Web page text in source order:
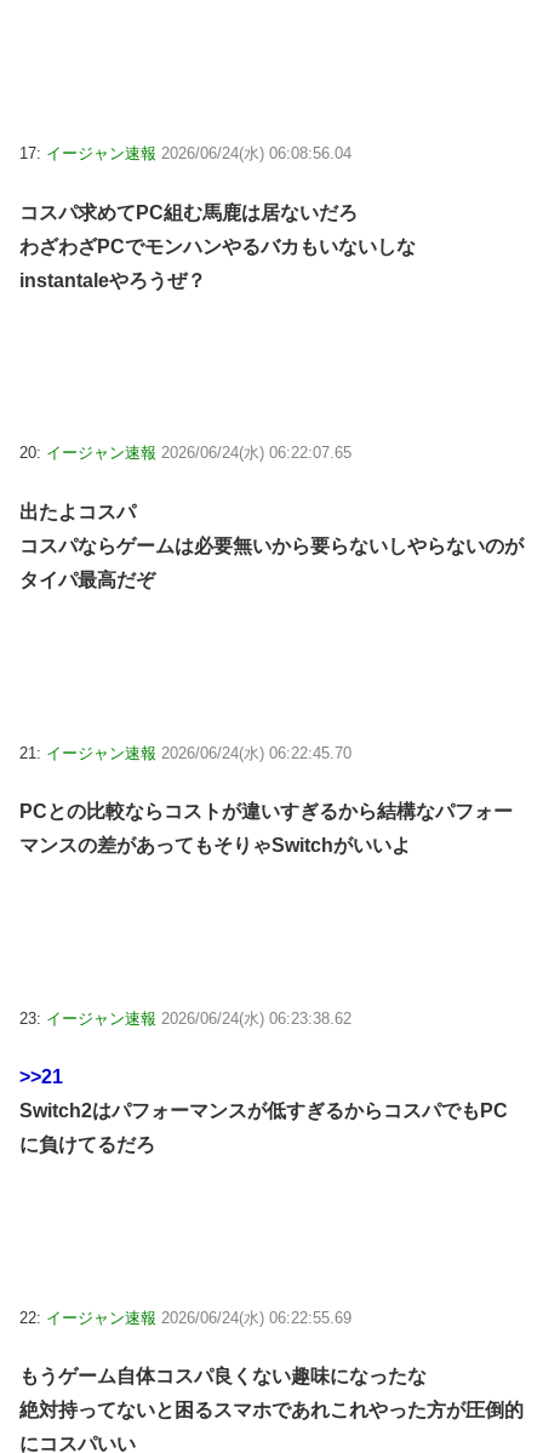
17: イージャン速報 2026/06/24(水) 06:08:56.04
コスパ求めてPC組む馬鹿は居ないだろ
わざわざPCでモンハンやるバカもいないしな
instantaleやろうぜ？
20: イージャン速報 2026/06/24(水) 06:22:07.65
出たよコスパ
コスパならゲームは必要無いから要らないしやらないのが
タイパ最高だぞ
21: イージャン速報 2026/06/24(水) 06:22:45.70
PCとの比較ならコストが違いすぎるから結構なパフォー
マンスの差があってもそりゃSwitchがいいよ
23: イージャン速報 2026/06/24(水) 06:23:38.62
>>21
Switch2はパフォーマンスが低すぎるからコスパでもPC
に負けてるだろ
22: イージャン速報 2026/06/24(水) 06:22:55.69
もうゲーム自体コスパ良くない趣味になったな
絶対持ってないと困るスマホであれこれやった方が圧倒的
にコスパいい